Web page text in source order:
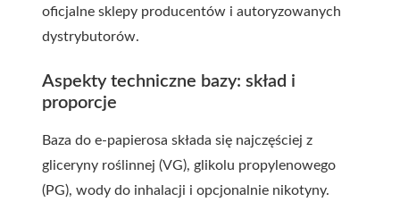
oficjalne sklepy producentów i autoryzowanych
dystrybutorów.
Aspekty techniczne bazy: skład i
proporcje
Baza do e-papierosa składa się najczęściej z
gliceryny roślinnej (VG), glikolu propylenowego
(PG), wody do inhalacji i opcjonalnie nikotyny.